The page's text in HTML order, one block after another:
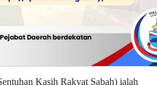
Kasih Rakyat Sabah) ialah